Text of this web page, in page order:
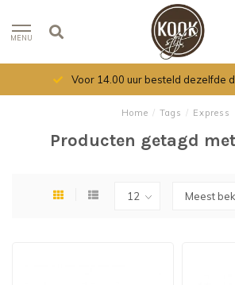
MENU
Voor 14.00 uur besteld dezelfde
Home / Tags / Express
Producten getagd